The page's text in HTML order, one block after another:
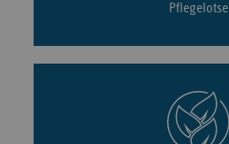
Pflegelotse